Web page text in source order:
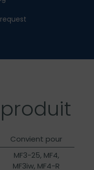
Convient pour
MF3-25, MF4,
MF3iw, MF4-R